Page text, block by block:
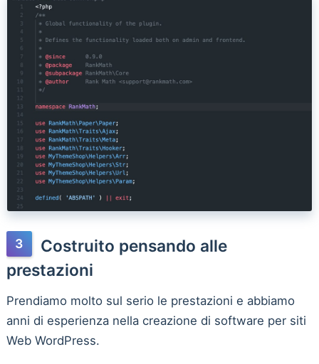
Costruito pensando alle
prestazioni
Prendiamo molto sul serio le prestazioni e abbiamo
anni di esperienza nella creazione di software per siti
Web WordPress.